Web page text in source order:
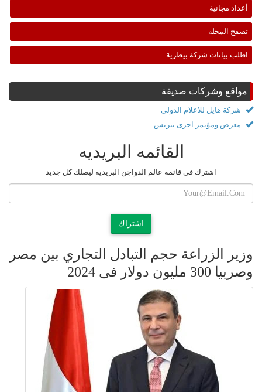
أعداد مجانية
تصفح المجلة
اطلب بيانات شركة بيطرية
مواقع وشركات صديقة
شركة هايل للاعلام الدولى
معرض ومؤتمر اجرى بيزنس
القائمه البريديه
اشترك في قائمة عالم الدواجن البريديه ليصلك كل جديد
اشتراك
وزير الزراعة حجم التبادل التجاري بين مصر
وصربيا 300 مليون دولار فى 2024